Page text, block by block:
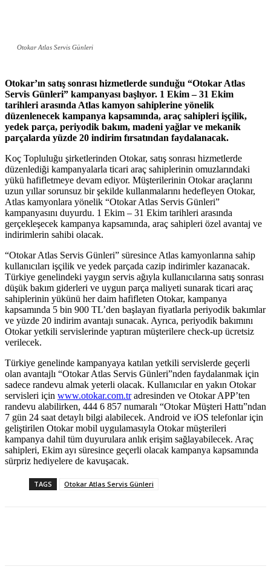
Otokar Atlas Servis Günleri
Otokar’ın satış sonrası hizmetlerde sunduğu “Otokar Atlas
Servis Günleri” kampanyası başlıyor. 1 Ekim – 31 Ekim
tarihleri arasında Atlas kamyon sahiplerine yönelik
düzenlenecek kampanya kapsamında, araç sahipleri işçilik,
yedek parça, periyodik bakım, madeni yağlar ve mekanik
parçalarda yüzde 20 indirim fırsatından faydalanacak.
Koç Topluluğu şirketlerinden Otokar, satış sonrası hizmetlerde
düzenlediği kampanyalarla ticari araç sahiplerinin omuzlarındaki
yükü hafifletmeye devam ediyor. Müşterilerinin Otokar araçlarını
uzun yıllar sorunsuz bir şekilde kullanmalarını hedefleyen Otokar,
Atlas kamyonlara yönelik “Otokar Atlas Servis Günleri”
kampanyasını duyurdu. 1 Ekim – 31 Ekim tarihleri arasında
gerçekleşecek kampanya kapsamında, araç sahipleri özel avantaj ve
indirimlerin sahibi olacak.
“Otokar Atlas Servis Günleri” süresince Atlas kamyonlarına sahip
kullanıcıları işçilik ve yedek parçada cazip indirimler kazanacak.
Türkiye genelindeki yaygın servis ağıyla kullanıcılarına satış sonrası
düşük bakım giderleri ve uygun parça maliyeti sunarak ticari araç
sahiplerinin yükünü her daim hafifleten Otokar, kampanya
kapsamında 5 bin 900 TL’den başlayan fiyatlarla periyodik bakımlar
ve yüzde 20 indirim avantajı sunacak. Ayrıca, periyodik bakımını
Otokar yetkili servislerinde yaptıran müşterilere check-up ücretsiz
verilecek.
Türkiye genelinde kampanyaya katılan yetkili servislerde geçerli
olan avantajlı “Otokar Atlas Servis Günleri”nden faydalanmak için
sadece randevu almak yeterli olacak. Kullanıcılar en yakın Otokar
servisleri için www.otokar.com.tradresinden ve Otokar APP’ten
randevu alabilirken, 444 6 857 numaralı “Otokar Müşteri Hattı”ndan
7 gün 24 saat detaylı bilgi alabilecek. Android ve iOS telefonlar için
geliştirilen Otokar mobil uygulamasıyla Otokar müşterileri
kampanya dahil tüm duyurulara anlık erişim sağlayabilecek. Araç
sahipleri, Ekim ayı süresince geçerli olacak kampanya kapsamında
sürpriz hediyelere de kavuşacak.
TAGS Otokar Atlas Servis Günleri